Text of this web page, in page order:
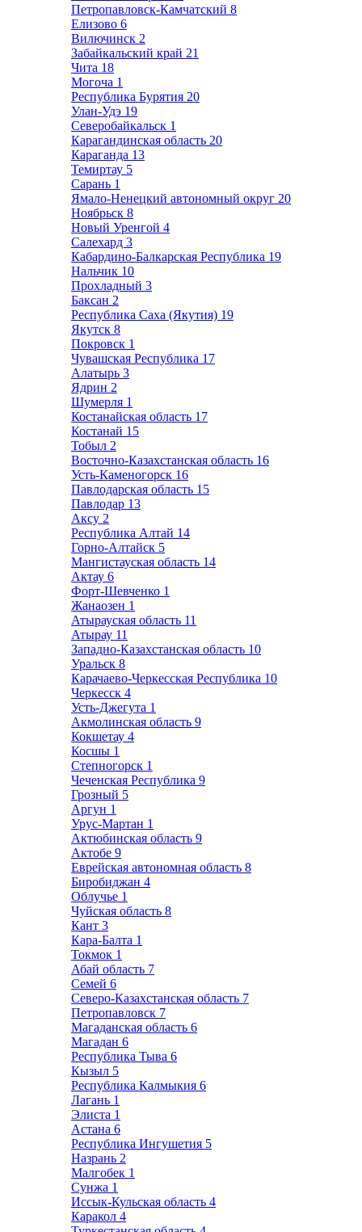
Петропавловск-Камчатский 8
Елизово 6
Вилючинск 2
Забайкальский край 21
Чита 18
Могоча 1
Республика Бурятия 20
Улан-Удэ 19
Северобайкальск 1
Карагандинская область 20
Караганда 13
Темиртау 5
Сарань 1
Ямало-Ненецкий автономный округ 20
Ноябрьск 8
Новый Уренгой 4
Салехард 3
Кабардино-Балкарская Республика 19
Нальчик 10
Прохладный 3
Баксан 2
Республика Саха (Якутия) 19
Якутск 8
Покровск 1
Чувашская Республика 17
Алатырь 3
Ядрин 2
Шумерля 1
Костанайская область 17
Костанай 15
Тобыл 2
Восточно-Казахстанская область 16
Усть-Каменогорск 16
Павлодарская область 15
Павлодар 13
Аксу 2
Республика Алтай 14
Горно-Алтайск 5
Мангистауская область 14
Актау 6
Форт-Шевченко 1
Жанаозен 1
Атырауская область 11
Атырау 11
Западно-Казахстанская область 10
Уральск 8
Карачаево-Черкесская Республика 10
Черкесск 4
Усть-Джегута 1
Акмолинская область 9
Кокшетау 4
Косшы 1
Степногорск 1
Чеченская Республика 9
Грозный 5
Аргун 1
Урус-Мартан 1
Актюбинская область 9
Актобе 9
Еврейская автономная область 8
Биробиджан 4
Облучье 1
Чуйская область 8
Кант 3
Кара-Балта 1
Токмок 1
Абай область 7
Семей 6
Северо-Казахстанская область 7
Петропавловск 7
Магаданская область 6
Магадан 6
Республика Тыва 6
Кызыл 5
Республика Калмыкия 6
Лагань 1
Элиста 1
Астана 6
Республика Ингушетия 5
Назрань 2
Малгобек 1
Сунжа 1
Иссык-Кульская область 4
Каракол 4